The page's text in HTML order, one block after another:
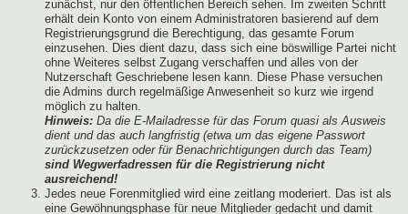
zunächst, nur den öffentlichen Bereich sehen. Im zweiten Schritt
erhält dein Konto von einem Administratoren basierend auf dem
Registrierungsgrund die Berechtigung, das gesamte Forum
einzusehen. Dies dient dazu, dass sich eine böswillige Partei nicht
ohne Weiteres selbst Zugang verschaffen und alles von der
Nutzerschaft Geschriebene lesen kann. Diese Phase versuchen
die Admins durch regelmäßige Anwesenheit so kurz wie irgend
möglich zu halten.
Hinweis: Da die E-Mailadresse für das Forum quasi als Ausweis
dient und das auch langfristig (etwa um das eigene Passwort
zurückzusetzen oder für Benachrichtigungen durch das Team)
sind Wegwerfadressen für die Registrierung nicht
ausreichend!
Jedes neue Forenmitglied wird eine zeitlang moderiert. Das ist als
eine Gewöhnungsphase für neue Mitglieder gedacht und damit